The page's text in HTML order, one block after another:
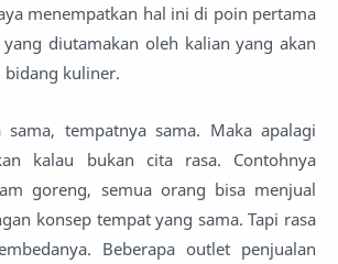
menempatkan hal ini di poin pertama
diutamakan oleh kalian yang akan
kuliner.
sama, tempatnya sama. Maka apalagi
kalau bukan cita rasa. Contohnya
goreng, semua orang bisa menjual
konsep tempat yang sama. Tapi rasa
Beberapa outlet penjualan